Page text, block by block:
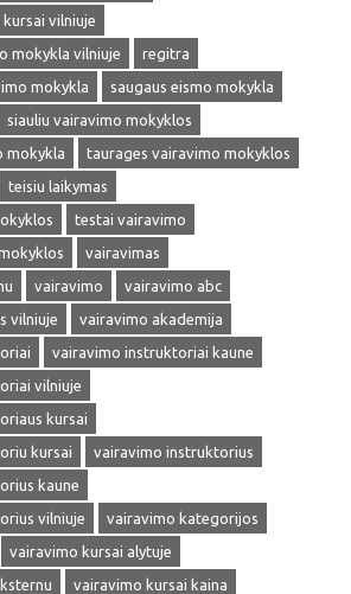
vilniuje
mokykla vilniuje
regitra
mokykla
saugaus eismo mokykla
siauliu vairavimo mokyklos
mokykla
taurages vairavimo mokyklos
teisiu laikymas
testai vairavimo
vairavimas
vairavimo
vairavimo abc
vilniuje
vairavimo akademija
vairavimo instruktoriai kaune
vilniuje
kursai
kursai
vairavimo instruktorius
kaune
vilniuje
vairavimo kategorijos
vairavimo kursai alytuje
vairavimo kursai kaina